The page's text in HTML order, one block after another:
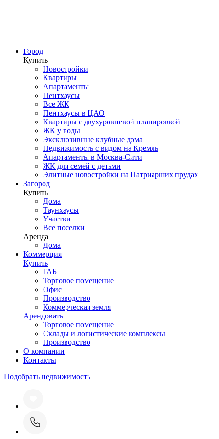
Город
Купить
Новостройки
Квартиры
Апартаменты
Пентхаусы
Все ЖК
Пентхаусы в ЦАО
Квартиры с двухуровневой планировкой
ЖК у воды
Эксклюзивные клубные дома
Недвижимость с видом на Кремль
Апартаменты в Москва-Сити
ЖК для семей с детьми
Элитные новостройки на Патриарших прудах
Загород
Купить
Дома
Таунхаусы
Участки
Все поселки
Аренда
Дома
Коммерция
Купить
ГАБ
Торговое помещение
Офис
Производство
Коммерческая земля
Арендовать
Торговое помещение
Склады и логистические комплексы
Производство
О компании
Контакты
Подобрать недвижимость